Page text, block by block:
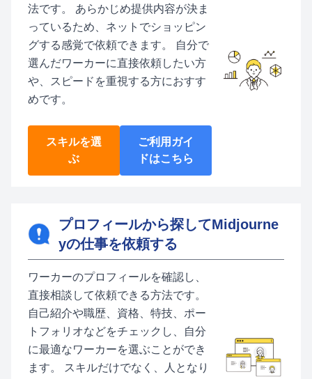
法です。 あらかじめ提供内容が決ま
っているため、ネットでショッピン
グする感覚で依頼できます。 自分で
選んだワーカーに直接依頼したい方
や、スピードを重視する方におすす
めです。
スキルを選
ぶ
ご利用ガイ
ドはこちら
プロフィールから探してMidjourne
yの仕事を依頼する
ワーカーのプロフィールを確認し、
直接相談して依頼できる方法です。
自己紹介や職歴、資格、特技、ポー
トフォリオなどをチェックし、自分
に最適なワーカーを選ぶことができ
ます。 スキルだけでなく、人となり